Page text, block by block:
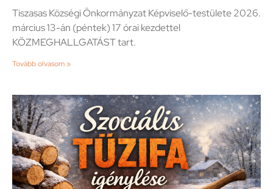
Tiszasas Községi Önkormányzat Képviselő-testülete 2026.
március 13-án (péntek) 17 órai kezdettel
KÖZMEGHALLGATÁST tart.
Tovább olvasom »